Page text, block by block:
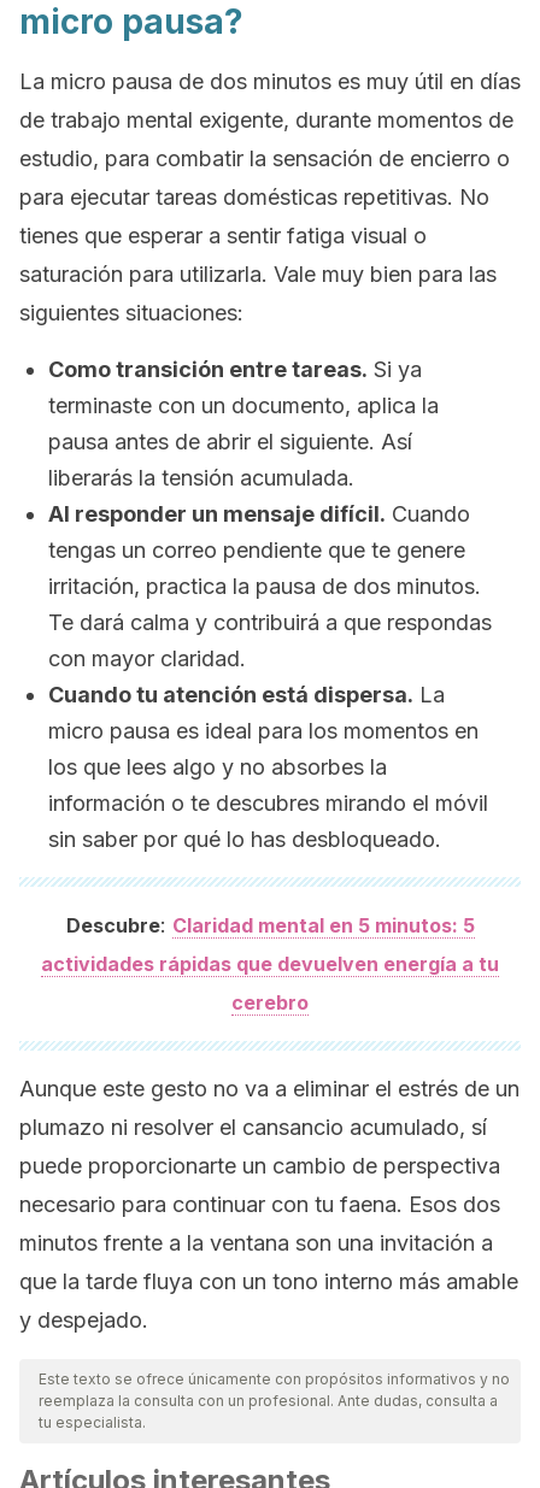
micro pausa?
La micro pausa de dos minutos es muy útil en días
de trabajo mental exigente, durante momentos de
estudio, para combatir la sensación de encierro o
para ejecutar tareas domésticas repetitivas. No
tienes que esperar a sentir fatiga visual o
saturación para utilizarla. Vale muy bien para las
siguientes situaciones:
Como transición entre tareas. Si ya
terminaste con un documento, aplica la
pausa antes de abrir el siguiente. Así
liberarás la tensión acumulada.
Al responder un mensaje difícil. Cuando
tengas un correo pendiente que te genere
irritación, practica la pausa de dos minutos.
Te dará calma y contribuirá a que respondas
con mayor claridad.
Cuando tu atención está dispersa. La
micro pausa es ideal para los momentos en
los que lees algo y no absorbes la
información o te descubres mirando el móvil
sin saber por qué lo has desbloqueado.
Descubre: Claridad mental en 5 minutos: 5
actividades rápidas que devuelven energía a tu
cerebro
Aunque este gesto no va a eliminar el estrés de un
plumazo ni resolver el cansancio acumulado, sí
puede proporcionarte un cambio de perspectiva
necesario para continuar con tu faena. Esos dos
minutos frente a la ventana son una invitación a
que la tarde fluya con un tono interno más amable
y despejado.
Este texto se ofrece únicamente con propósitos informativos y no
reemplaza la consulta con un profesional. Ante dudas, consulta a
tu especialista.
Artículos interesantes